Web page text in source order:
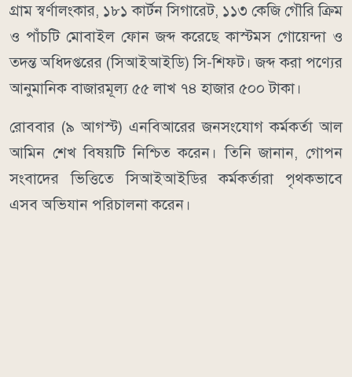
গ্রাম স্বর্ণালংকার, ১৮১ কার্টন সিগারেট, ১১৩ কেজি গৌরি ক্রিম
ও পাঁচটি মোবাইল ফোন জব্দ করেছে কাস্টমস গোয়েন্দা ও
তদন্ত অধিদপ্তরের (সিআইআইডি) সি-শিফট। জব্দ করা পণ্যের
আনুমানিক বাজারমূল্য ৫৫ লাখ ৭৪ হাজার ৫০০ টাকা।
রোববার (৯ আগস্ট) এনবিআরের জনসংযোগ কর্মকর্তা আল
আমিন শেখ বিষয়টি নিশ্চিত করেন। তিনি জানান, গোপন
সংবাদের ভিত্তিতে সিআইআইডির কর্মকর্তারা পৃথকভাবে
এসব অভিযান পরিচালনা করেন।